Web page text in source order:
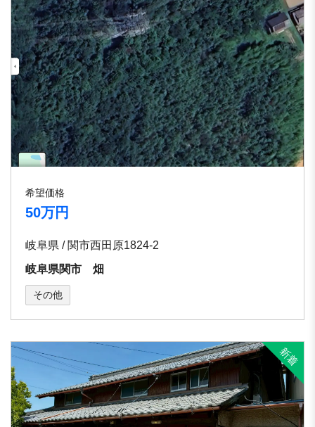
希望価格
50万円
岐阜県 / 関市西田原1824-2
岐阜県関市 畑
その他